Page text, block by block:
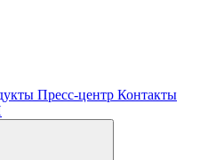
Пресс-центр Контакты